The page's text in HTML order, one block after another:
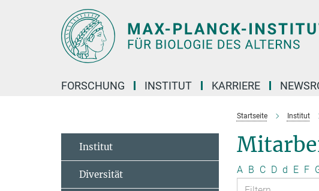
FORSCHUNG INSTITUT KARRIERE
Startseite Institut
A B C D d E F
Institut
Diversität